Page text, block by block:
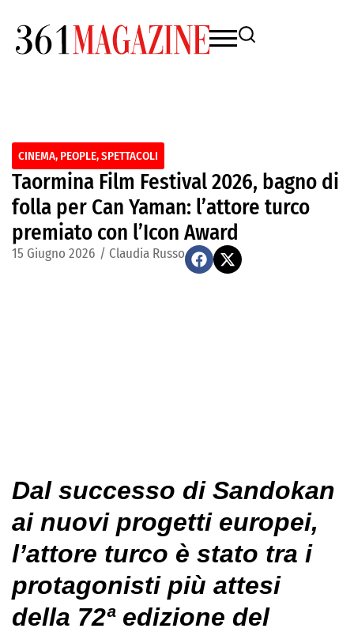
CINEMA, PEOPLE,SPETTACOLI
Taormina Film Festival 2026, bagno di
folla per Can Yaman: l’attore turco
premiato con l’Icon Award
15 Giugno 2026 / Claudia Russo
Dal successo di Sandokan
ai nuovi progetti europei,
l’attore turco è stato tra i
protagonisti più attesi
della 72ª edizione del